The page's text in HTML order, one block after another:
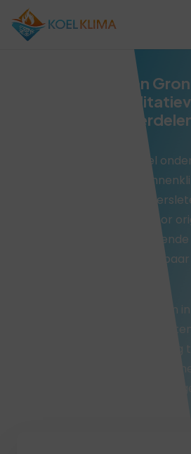
Airco Onderdelen
Originele en
Een airco bestaat uit veel
zorgen voor een goed
een onderdeel kapot of
belangrijk om te kiezen voor
kwalitatief goede vervangende
blijft het systeem betrouwbaar
Wij leveren airco-onderdelen
verschillende merken en
technische kennis en toegang